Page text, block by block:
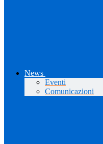
News
Eventi
Comunicazioni